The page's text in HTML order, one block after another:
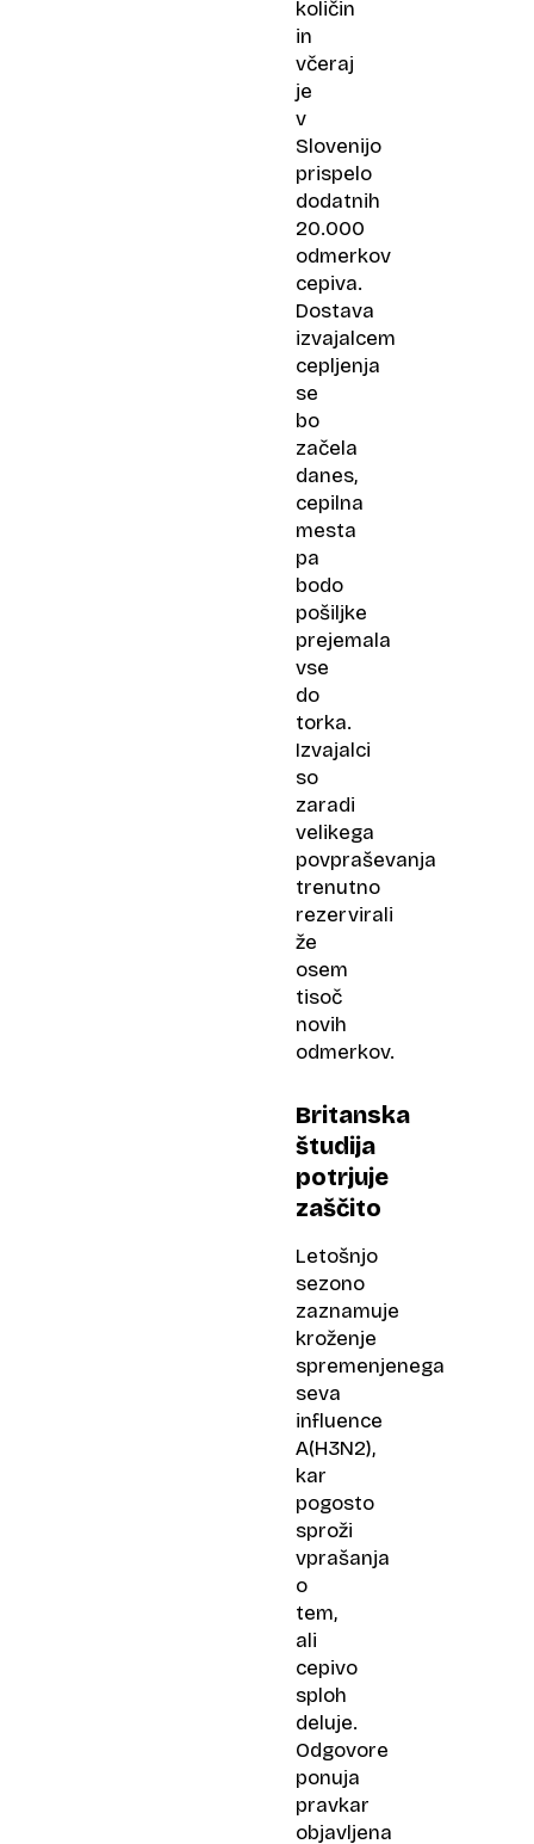
količin
in
včeraj
je
v
Slovenijo
prispelo
dodatnih
20.000
odmerkov
cepiva.
Dostava
izvajalcem
cepljenja
se
bo
začela
danes,
cepilna
mesta
pa
bodo
pošiljke
prejemala
vse
do
torka.
Izvajalci
so
zaradi
velikega
povpraševanja
trenutno
rezervirali
že
osem
tisoč
novih
odmerkov.
Britanska
študija
potrjuje
zaščito
Letošnjo
sezono
zaznamuje
kroženje
spremenjenega
seva
influence
A(H3N2),
kar
pogosto
sproži
vprašanja
o
tem,
ali
cepivo
sploh
deluje.
Odgovore
ponuja
pravkar
objavljena